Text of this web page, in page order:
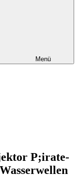
Menü
P;irate-